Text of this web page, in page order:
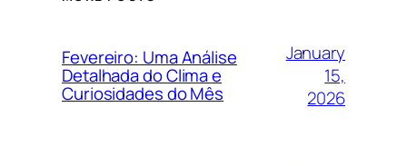
Fevereiro: Uma Análise
Detalhada do Clima e
Curiosidades do Mês
January
15,
2026